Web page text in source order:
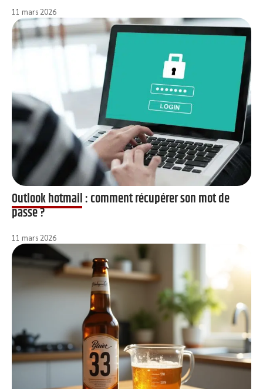
11 mars 2026
Outlook hotmail : comment récupérer son mot de
passe ?
11 mars 2026